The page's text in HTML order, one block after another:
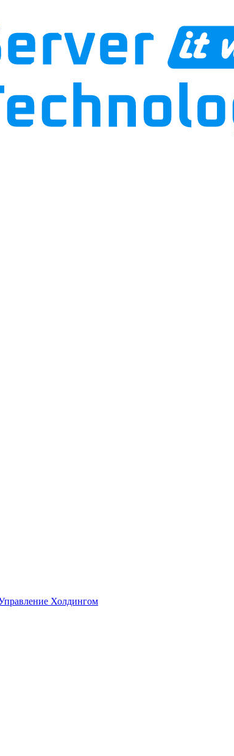
Холдингом